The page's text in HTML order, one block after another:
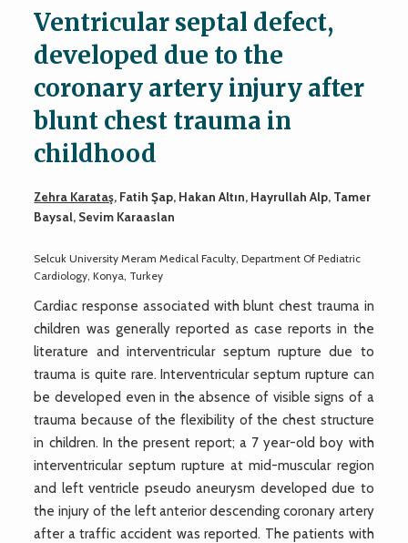
Ventricular septal defect,
developed due to the
coronary artery injury after
blunt chest trauma in
childhood
Zehra Karataş, Fatih Şap, Hakan Altın, Hayrullah Alp, Tamer
Baysal, Sevim Karaaslan
Selcuk University Meram Medical Faculty, Department Of Pediatric
Cardiology, Konya, Turkey
Cardiac response associated with blunt chest trauma in
children was generally reported as case reports in the
literature and interventricular septum rupture due to
trauma is quite rare. Interventricular septum rupture can
be developed even in the absence of visible signs of a
trauma because of the flexibility of the chest structure
in children. In the present report; a 7 year-old boy with
interventricular septum rupture at mid-muscular region
and left ventricle pseudo aneurysm developed due to
the injury of the left anterior descending coronary artery
after a traffic accident was reported. The patients with